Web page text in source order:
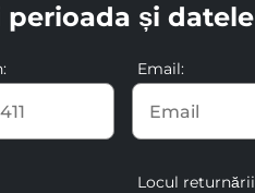
perioada și
Email:
Locul